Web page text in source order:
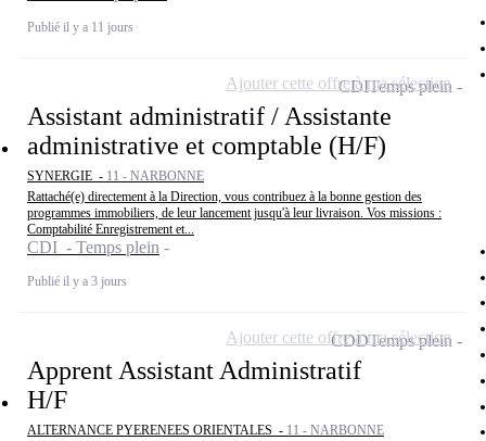
Publié il y a 11 jours
Assistant administratif / Assistante
administrative et comptable (H/F)
SYNERGIE - 11 - NARBONNE
Rattaché(e) directement à la Direction, vous contribuez à la bonne gestion des
programmes immobiliers, de leur lancement jusqu'à leur livraison. Vos missions :
Comptabilité Enregistrement et...
CDI - Temps plein
Publié il y a 3 jours
CDITemps plein
Ajouter cette offre à ma sélection
Apprent Assistant Administratif
H/F
ALTERNANCE PYERENEES ORIENTALES - 11 - NARBONNE
CDDTemps plein
Ajouter cette offre à ma sélection